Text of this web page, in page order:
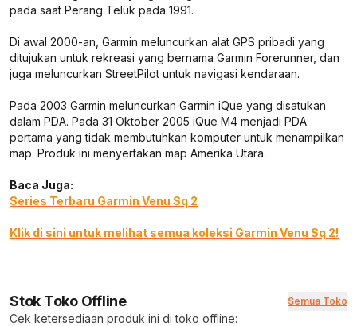
pada saat Perang Teluk pada 1991.
Di awal 2000-an, Garmin meluncurkan alat GPS pribadi yang
ditujukan untuk rekreasi yang bernama Garmin Forerunner, dan
juga meluncurkan StreetPilot untuk navigasi kendaraan.
Pada 2003 Garmin meluncurkan Garmin iQue yang disatukan
dalam PDA. Pada 31 Oktober 2005 iQue M4 menjadi PDA
pertama yang tidak membutuhkan komputer untuk menampilkan
map. Produk ini menyertakan map Amerika Utara.
Baca Juga:
Series Terbaru Garmin Venu Sq 2
Klik di sini untuk melihat semua koleksi Garmin Venu Sq 2!
Stok Toko Offline Semua Toko
Cek ketersediaan produk ini di toko offline: